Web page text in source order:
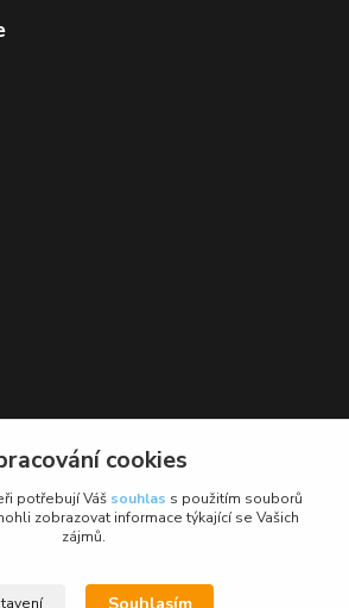
cookies
potřebují Váš souhlas s použitím souborů
zobrazovat informace týkající se Vašich
zájmů.